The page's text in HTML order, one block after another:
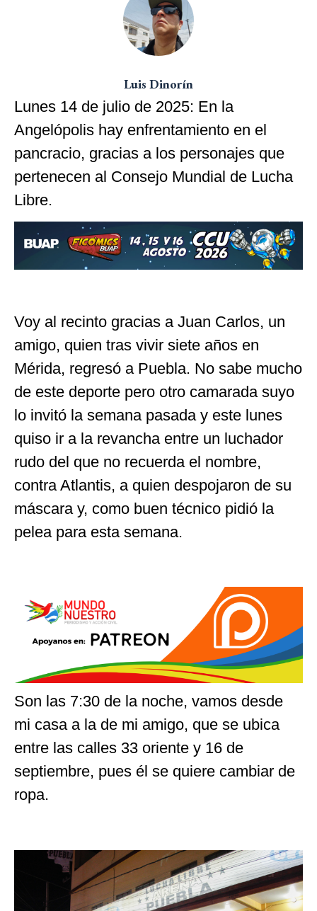
Luis Dinorín
Lunes 14 de julio de 2025: En la
Angelópolis hay enfrentamiento en el
pancracio, gracias a los personajes que
pertenecen al Consejo Mundial de Lucha
Libre.
Voy al recinto gracias a Juan Carlos, un
amigo, quien tras vivir siete años en
Mérida, regresó a Puebla. No sabe mucho
de este deporte pero otro camarada suyo
lo invitó la semana pasada y este lunes
quiso ir a la revancha entre un luchador
rudo del que no recuerda el nombre,
contra Atlantis, a quien despojaron de su
máscara y, como buen técnico pidió la
pelea para esta semana.
Son las 7:30 de la noche, vamos desde
mi casa a la de mi amigo, que se ubica
entre las calles 33 oriente y 16 de
septiembre, pues él se quiere cambiar de
ropa.